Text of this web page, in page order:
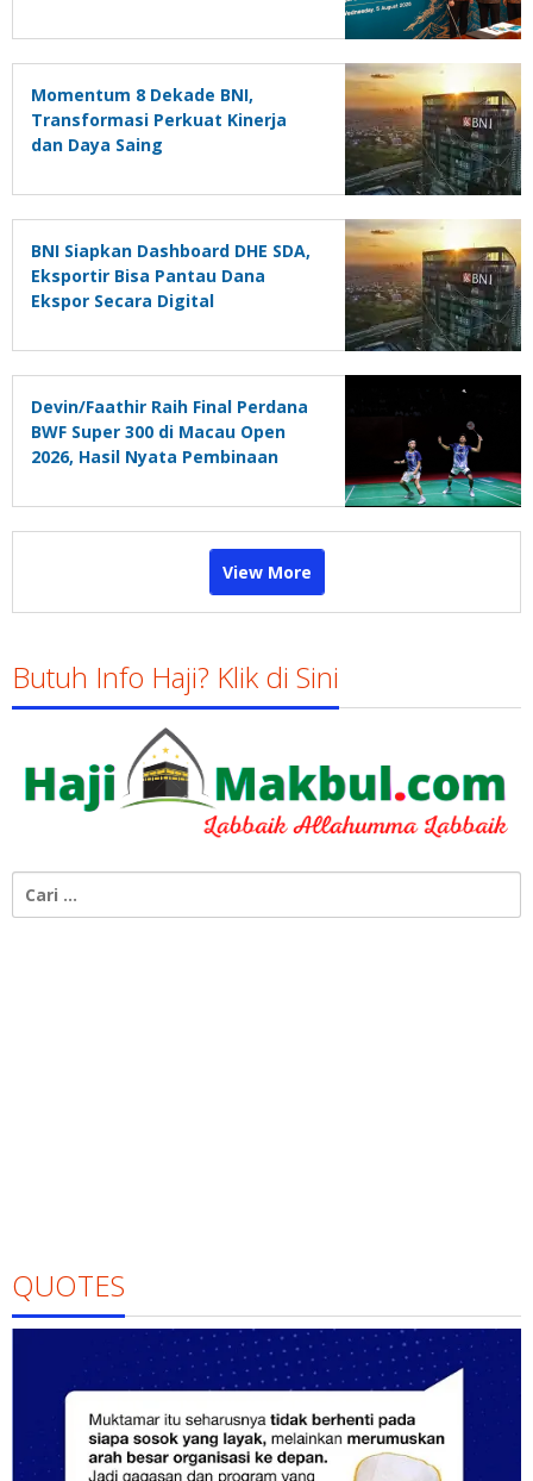
Momentum 8 Dekade BNI,
Transformasi Perkuat Kinerja
dan Daya Saing
BNI Siapkan Dashboard DHE SDA,
Eksportir Bisa Pantau Dana
Ekspor Secara Digital
Devin/Faathir Raih Final Perdana
BWF Super 300 di Macau Open
2026, Hasil Nyata Pembinaan
View More
Butuh Info Haji? Klik di Sini
untuk:
QUOTES